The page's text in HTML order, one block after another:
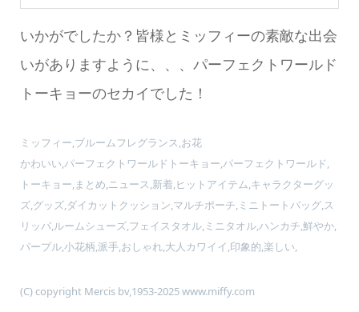
いかがでしたか？皆様とミッフィーの素敵な出会
いがありますように、、、パーフェクトワールド
トーキョーのセカイでした！
ミッフィー,ブルームフレグランス,お花
かわいい,パーフェクトワールドトーキョー,パーフェクトワールド,
トーキョー,まとめ,ニュース,新着,ヒットアイテム,キャラクターグッ
ズ,グッズ,ダイカットクッション,マルチポーチ,ミニトートバッグ,ス
リッパ,ルームシューズ,フェイスタオル,ミニタオル,ハンカチ,鮮やか,
パープル,小花柄,派手,おしゃれ,大人カワイイ,印象的,楽しい,
(C) copyright Mercis bv,1953-2025 www.miffy.com